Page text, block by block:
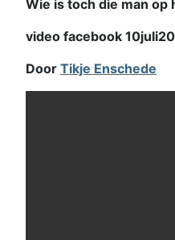
Wie is toch die man op
video facebook
Door Tikje Enschede